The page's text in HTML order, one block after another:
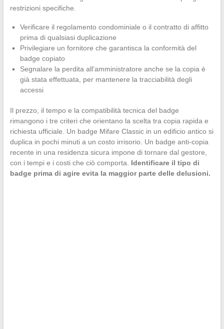
restrizioni specifiche.
Verificare il regolamento condominiale o il contratto di affitto
prima di qualsiasi duplicazione
Privilegiare un fornitore che garantisca la conformità del
badge copiato
Segnalare la perdita all’amministratore anche se la copia è
già stata effettuata, per mantenere la tracciabilità degli
accessi
Il prezzo, il tempo e la compatibilità tecnica del badge
rimangono i tre criteri che orientano la scelta tra copia rapida e
richiesta ufficiale. Un badge Mifare Classic in un edificio antico si
duplica in pochi minuti a un costo irrisorio. Un badge anti-copia
recente in una residenza sicura impone di tornare dal gestore,
con i tempi e i costi che ciò comporta. Identificare il tipo di
badge prima di agire evita la maggior parte delle delusioni.